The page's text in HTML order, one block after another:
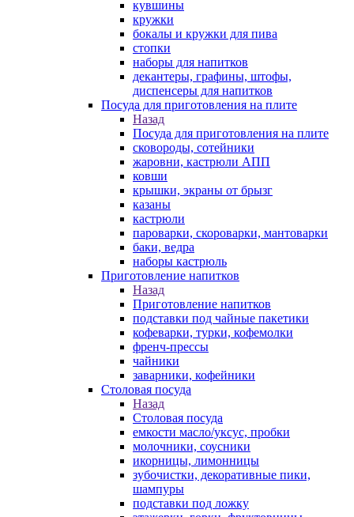
кувшины
кружки
бокалы и кружки для пива
стопки
наборы для напитков
декантеры, графины, штофы,
диспенсеры для напитков
Посуда для приготовления на плите
Назад
Посуда для приготовления на плите
сковороды, сотейники
жаровни, кастрюли АПП
ковши
крышки, экраны от брызг
казаны
кастрюли
пароварки, скороварки, мантоварки
баки, ведра
наборы кастрюль
Приготовление напитков
Назад
Приготовление напитков
подставки под чайные пакетики
кофеварки, турки, кофемолки
френч-прессы
чайники
заварники, кофейники
Столовая посуда
Назад
Столовая посуда
емкости масло/уксус, пробки
молочники, соусники
икорницы, лимонницы
зубочистки, декоративные пики,
шампуры
подставки под ложку